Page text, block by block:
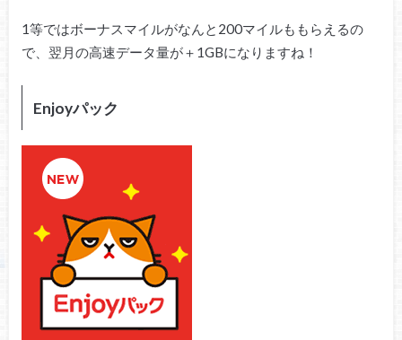
1等ではボーナスマイルがなんと200マイルももらえるの
で、翌月の高速データ量が＋1GBになりますね！
Enjoyパック